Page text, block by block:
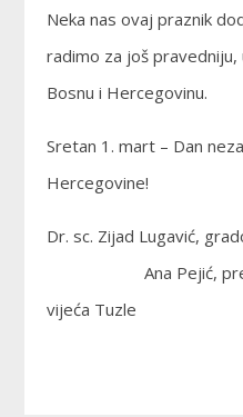
Neka nas ovaj praznik
radimo za još
Bosnu i Hercegovinu.
Sretan 1. mart – Dan
Hercegovine!
Dr. sc. Zijad
Ana Pejić,
vijeća Tuzle